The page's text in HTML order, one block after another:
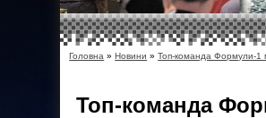
Головна »Новини »Топ-команда Формули-1
Топ-команда